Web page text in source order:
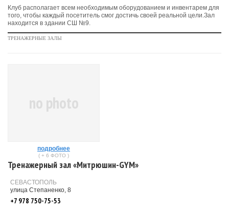
Клуб располагает всем необходимым оборудованием и инвентарем для
того, чтобы каждый посетитель смог достичь своей реальной цели.Зал
находится в здании СШ №9.
ТРЕНАЖЕРНЫЕ ЗАЛЫ
no photo
подробнее
( + 6 ФОТО )
Тренажерный зал «Митрюшин-GYM»
СЕВАСТОПОЛЬ
улица Степаненко, 8
+7 978 750-75-53